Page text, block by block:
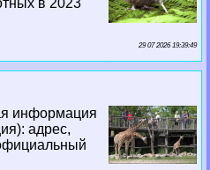
в 2023
29 07 2026 19:39:49
информация
адрес,